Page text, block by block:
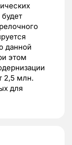
данной
этом
2,5 млн.
для